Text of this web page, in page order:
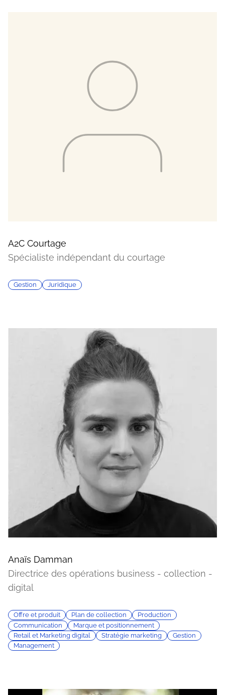
A2C Courtage
Spécialiste indépendant du courtage
Gestion Juridique
Anaïs Damman
Directrice des opérations business - collection -
digital
Offre et produit Plan de collection
Production
Communication
Marque et positionnement
Retail et Marketing digital
Stratégie marketing
Gestion
Management